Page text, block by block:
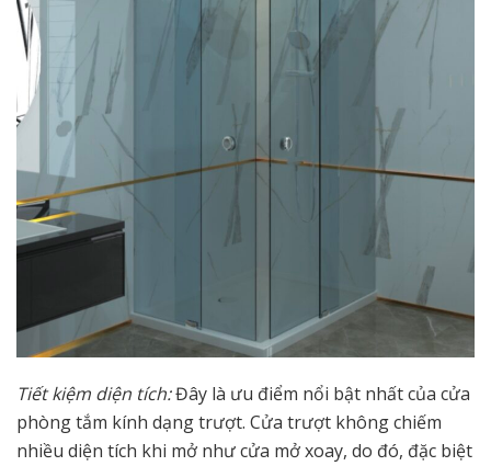
Tiết kiệm diện tích:Đây là ưu điểm nổi bật nhất của cửa
phòng tắm kính dạng trượt. Cửa trượt không chiếm
nhiều diện tích khi mở như cửa mở xoay, do đó, đặc biệt